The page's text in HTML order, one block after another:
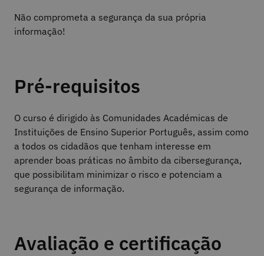
Não comprometa a segurança da sua própria
informação!
Pré-requisitos
O curso é dirigido às Comunidades Académicas de
Instituições de Ensino Superior Português, assim como
a todos os cidadãos que tenham interesse em
aprender boas práticas no âmbito da cibersegurança,
que possibilitam minimizar o risco e potenciam a
segurança de informação.
Avaliação e certificação